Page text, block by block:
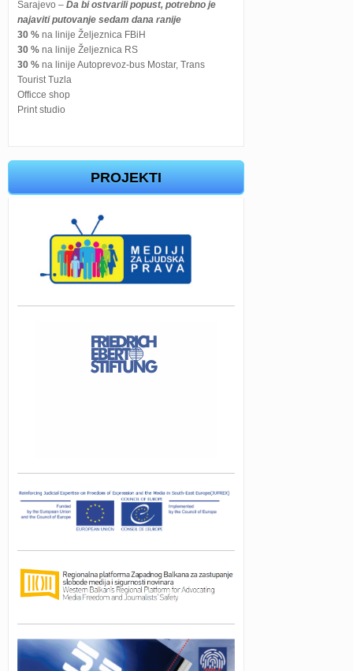
Sarajevo – Da bi ostvarili popust, potrebno je
najaviti putovanje sedam dana ranije
30 % na linije Željeznica FBiH
30 % na linije Željeznica RS
30 % na linije Autoprevoz-bus Mostar, Trans
Tourist Tuzla
Officce shop
Print studio
PROJEKTI